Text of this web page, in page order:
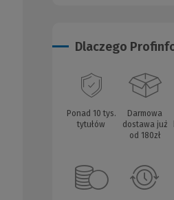
Dlaczego
Ponad 10 tys.
tytułów
Darmowa
dostawa już
od 180zł